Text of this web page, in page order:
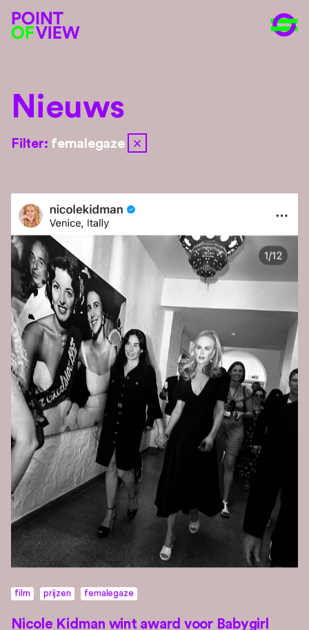
Nieuws
Filter: femalegaze close
film prijzen femalegaze
Nicole Kidman wint award voor Babygirl